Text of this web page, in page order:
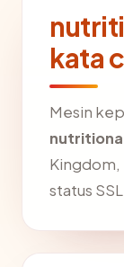
kata
Mesin
Kingdom,
status